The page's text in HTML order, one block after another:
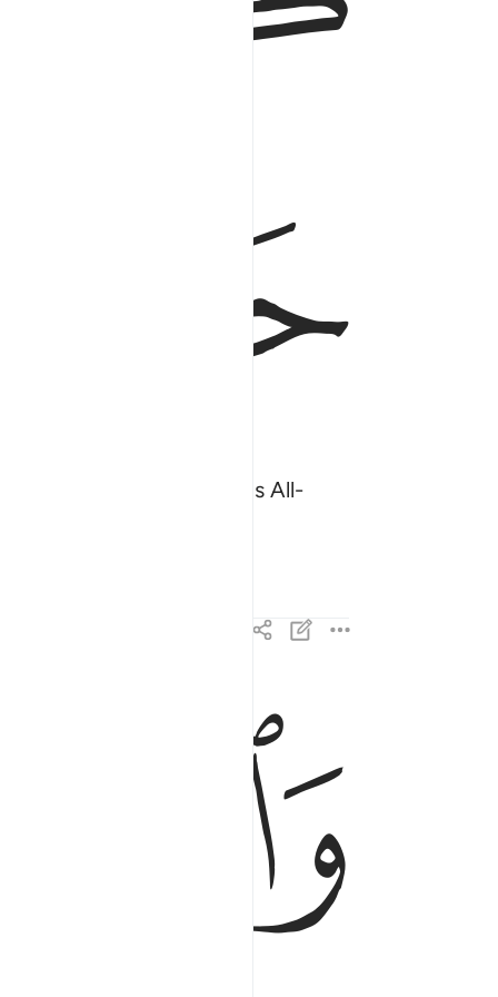
Indeed, Allah is All-
وَٱتَّبِعْ مَا يُوحَىٰٓ إِلَيْكَ مِن رَّبِّكَ ۚ إِنَّ ٱللَّهَ كَانَ بِمَا
ﱐ